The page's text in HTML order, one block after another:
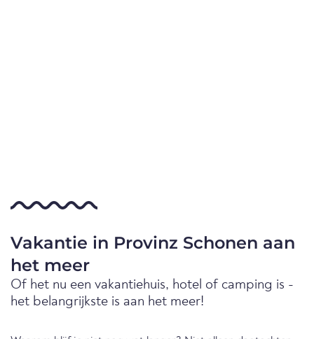
Vakantie in Provinz Schonen aan
het meer
Of het nu een vakantiehuis, hotel of camping is -
het belangrijkste is aan het meer!